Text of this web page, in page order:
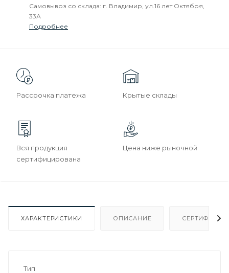
Самовывоз со склада: г. Владимир, ул.16 лет Октября,
33А
Подробнее
Рассрочка платежа Крытые склады
Вся продукция
сертифицирована
Цена ниже рыночной
ХАРАКТЕРИСТИКИ ОПИСАНИЕ
Тип